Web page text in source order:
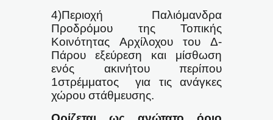
4)Περιοχή Παλιόμανδρα
Προδρόμου της Τοπικής
Κοινότητας Αρχίλοχου του Δ-
Πάρου εξεύρεση και μίσθωση
ενός ακινήτου περίπου
1στρέμματος
για τις ανάγκες
χώρου στάθμευσης.